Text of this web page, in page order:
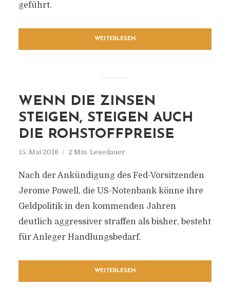
geführt.
WEITERLESEN
WENN DIE ZINSEN
STEIGEN, STEIGEN AUCH
DIE ROHSTOFFPREISE
15. Mai 2018 2 Min. Lesedauer
Nach der Ankündigung des Fed-Vorsitzenden
Jerome Powell, die US-Notenbank könne ihre
Geldpolitik in den kommenden Jahren
deutlich aggressiver straffen als bisher, besteht
für Anleger Handlungsbedarf.
WEITERLESEN